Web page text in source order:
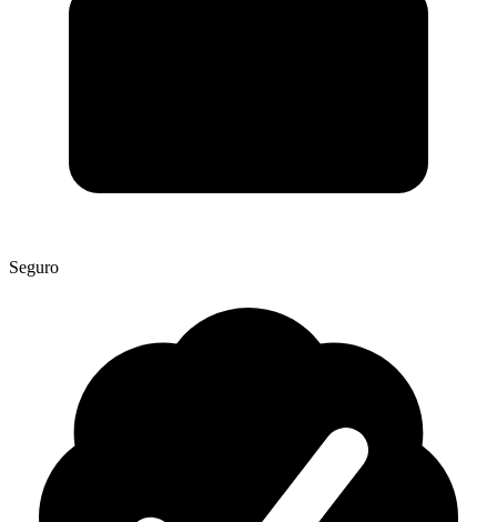
Seguro